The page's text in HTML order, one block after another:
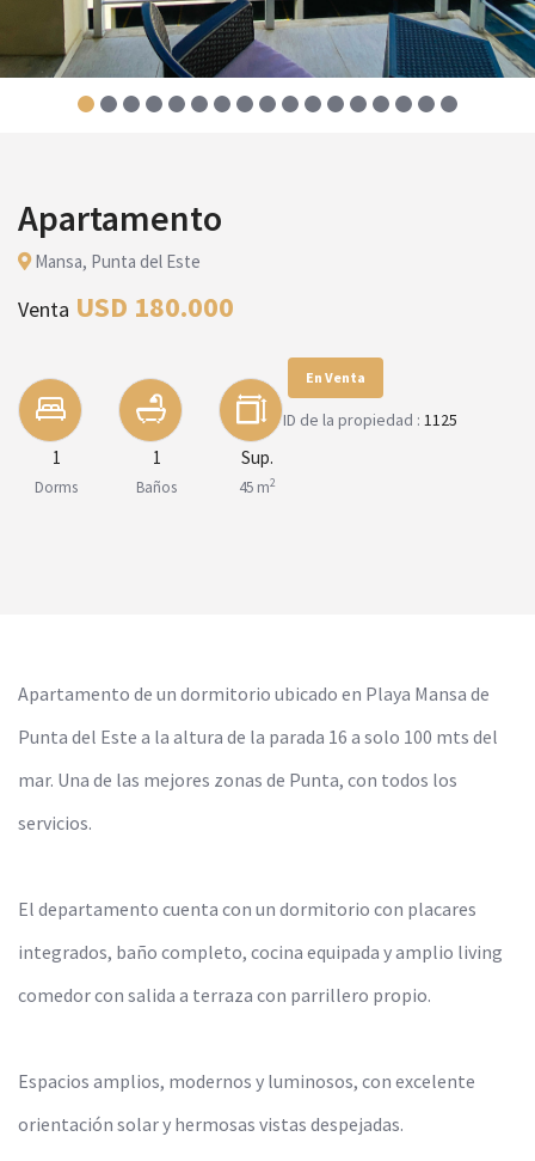
Apartamento
Mansa, Punta del Este
Venta USD 180.000
1
Dorms
1
Baños
Sup.
45 m2
En Venta
ID de la propiedad : 1125
Apartamento de un dormitorio ubicado en Playa Mansa de
Punta del Este a la altura de la parada 16 a solo 100 mts del
mar. Una de las mejores zonas de Punta, con todos los
servicios.
El departamento cuenta con un dormitorio con placares
integrados, baño completo, cocina equipada y amplio living
comedor con salida a terraza con parrillero propio.
Espacios amplios, modernos y luminosos, con excelente
orientación solar y hermosas vistas despejadas.